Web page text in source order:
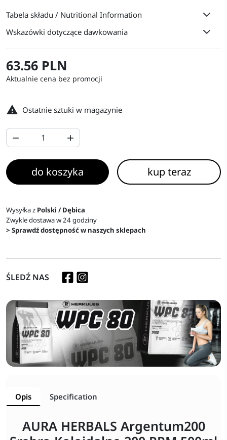
Tabela składu / Nutritional Information
Wskazówki dotyczące dawkowania
63.56 PLN
Aktualnie cena bez promocji
 Ostatnie sztuki w magazynie
 
do koszyka kup teraz
Wysyłka z Polski / Dębica
Zwykle dostawa w 24 godziny
> Sprawdź dostępność w naszych sklepach
ŚLEDŹ NAS
Opis Specification
AURA HERBALS Argentum200